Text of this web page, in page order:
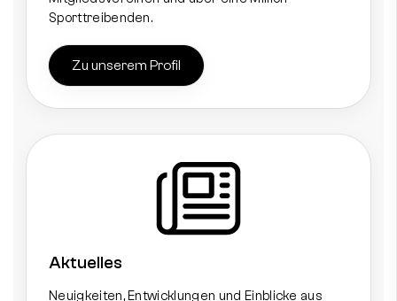
Sporttreibenden.
Zu unserem Profil
Aktuelles
Neuigkeiten, Entwicklungen und Einblicke aus